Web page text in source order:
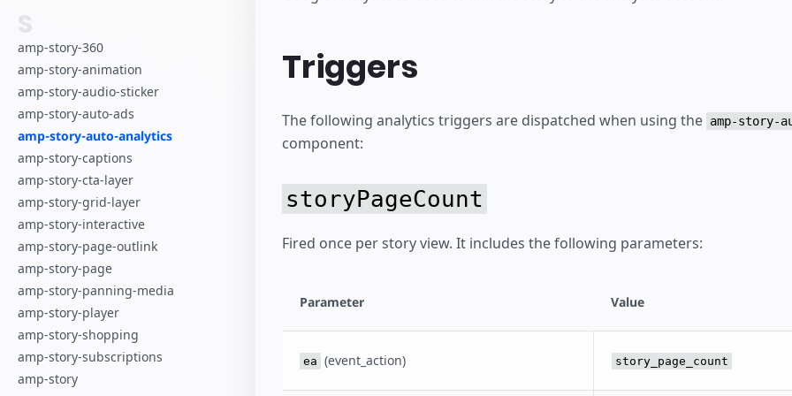
S
amp-story-360
amp-story-animation
amp-story-audio-sticker
amp-story-auto-ads
amp-story-auto-analytics
amp-story-captions
amp-story-cta-layer
amp-story-grid-layer
amp-story-interactive
amp-story-page-outlink
amp-story-page
amp-story-panning-media
amp-story-player
amp-story-shopping
amp-story-subscriptions
amp-story
Triggers
The following analytics triggers are dispatched when using the amp-story-
component:
storyPageCount
Fired once per story view. It includes the following parameters:
Parameter Value
ea (event_action) story_page_count